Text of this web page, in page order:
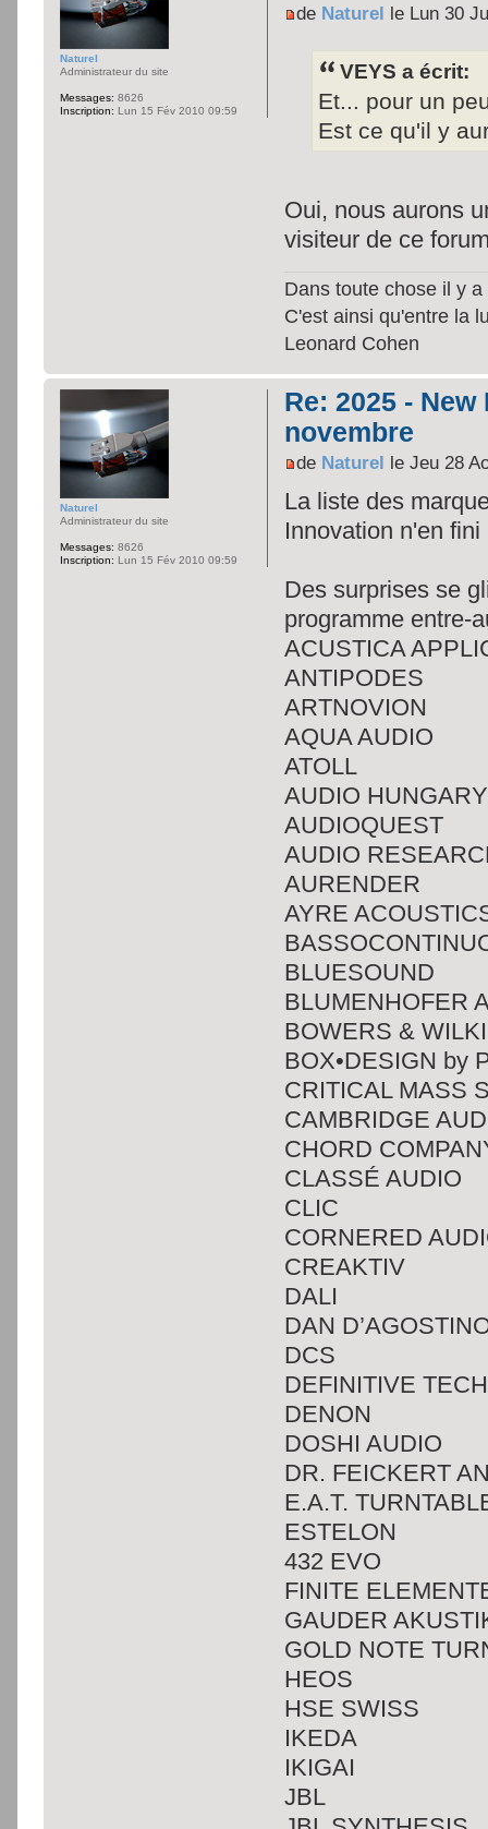
de Naturel le Lun 30
VEYS a écrit:
Et... pour un
Est ce qu'il y
Oui, nous aurons
visiteur de ce
Dans toute chose il y
C'est ainsi qu'entre la
Leonard Cohen
Naturel
Administrateur du site
Messages: 8626
Inscription: Lun 15 Fév 2010 09:59
Re: 2025 -
novembre
de Naturel le Jeu 28
La liste des
Innovation n'en fini
Des surprises se
programme entre-
ACUSTICA
ANTIPODES
ARTNOVION
AQUA AUDIO
ATOLL
AUDIO HUNGARY
AUDIOQUEST
AUDIO
AURENDER
AYRE
BLUESOUND
BLUMENHOFER
BOWERS &
BOX•DESIGN by
CRITICAL MASS
CAMBRIDGE
CHORD
CLASSÉ AUDIO
CLIC
CORNERED
CREAKTIV
DALI
DAN
DCS
DEFINITIVE
DENON
DOSHI AUDIO
DR. FEICKERT
E.A.T.
ESTELON
432 EVO
FINITE
GAUDER
GOLD NOTE
HEOS
HSE SWISS
IKEDA
IKIGAI
JBL
Naturel
Administrateur du site
Messages: 8626
Inscription: Lun 15 Fév 2010 09:59